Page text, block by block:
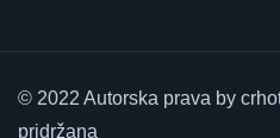
© 2022 Autorska prava by
pridržana